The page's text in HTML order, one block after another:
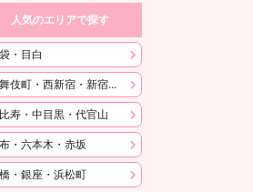
人気のエリアで探す
・目白
歌舞伎町・西新宿・新宿御苑
寿・中目黒・代官山
・六本木・赤坂
・銀座・浜松町